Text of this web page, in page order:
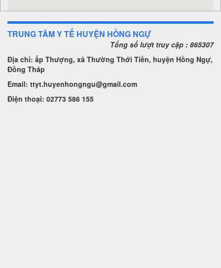
TRUNG TÂM Y TẾ HUYỆN HỒNG NGỰ
Tổng số lượt truy cập : 865307
Địa chỉ: ấp Thượng, xã Thường Thới Tiền, huyện Hồng Ngự,
Đồng Tháp
Email: ttyt.huyenhongngu@gmail.com
Điện thoại: 02773 586 155